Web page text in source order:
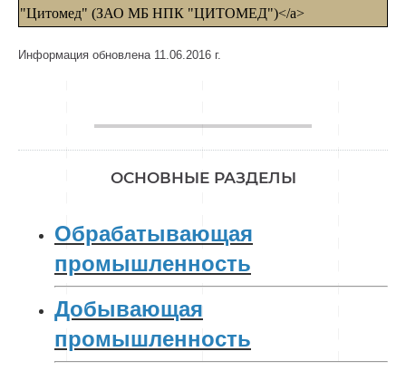
"Цитомед" (ЗАО МБ НПК "ЦИТОМЕД")</a>
Информация обновлена 11.06.2016 г.
________________
ОСНОВНЫЕ РАЗДЕЛЫ
Обрабатывающая
промышленность
Добывающая
промышленность